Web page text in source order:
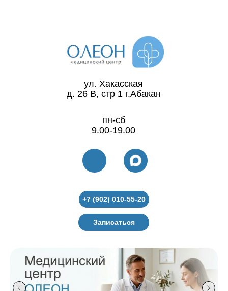
ул. Хакасская
д. 26 В, стр 1 г.Абакан
пн-сб
9.00-19.00
+7 (902) 010-55-20
Записаться